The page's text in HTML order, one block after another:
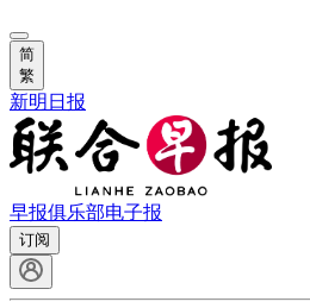
简
繁
新明日报
早报俱乐部电子报
订阅